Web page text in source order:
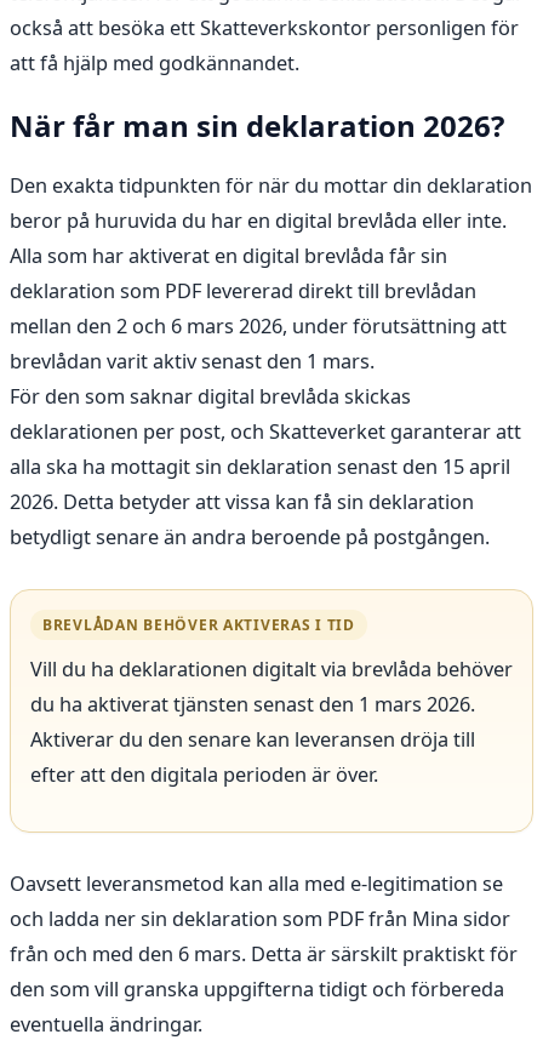
också att besöka ett Skatteverkskontor personligen för
att få hjälp med godkännandet.
När får man sin deklaration 2026?
Den exakta tidpunkten för när du mottar din deklaration
beror på huruvida du har en digital brevlåda eller inte.
Alla som har aktiverat en digital brevlåda får sin
deklaration som PDF levererad direkt till brevlådan
mellan den 2 och 6 mars 2026, under förutsättning att
brevlådan varit aktiv senast den 1 mars.
För den som saknar digital brevlåda skickas
deklarationen per post, och Skatteverket garanterar att
alla ska ha mottagit sin deklaration senast den 15 april
2026. Detta betyder att vissa kan få sin deklaration
betydligt senare än andra beroende på postgången.
BREVLÅDAN BEHÖVER AKTIVERAS I TID
Vill du ha deklarationen digitalt via brevlåda behöver
du ha aktiverat tjänsten senast den 1 mars 2026.
Aktiverar du den senare kan leveransen dröja till
efter att den digitala perioden är över.
Oavsett leveransmetod kan alla med e-legitimation se
och ladda ner sin deklaration som PDF från Mina sidor
från och med den 6 mars. Detta är särskilt praktiskt för
den som vill granska uppgifterna tidigt och förbereda
eventuella ändringar.